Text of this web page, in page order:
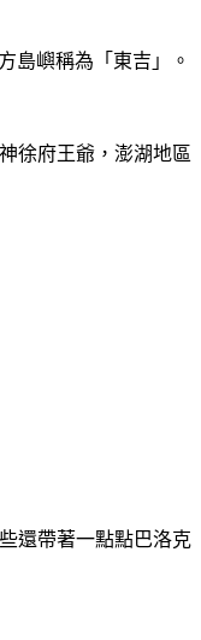
島嶼稱為「東吉」。
徐府王爺，澎湖地區
還帶著一點點巴洛克